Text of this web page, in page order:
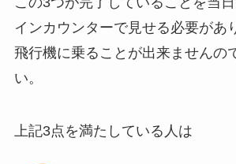
インカウンターで見せる必要があ
飛行機に乗ることが出来ませんの
い。
上記3点を満たしている人は